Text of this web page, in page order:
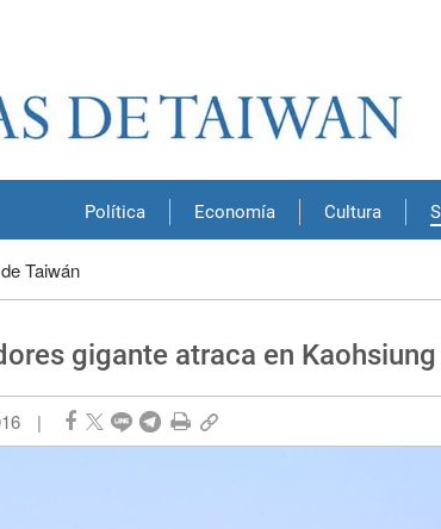
Política Economía Cultura
Taiwán
gigante atraca en Kaohsiung
|